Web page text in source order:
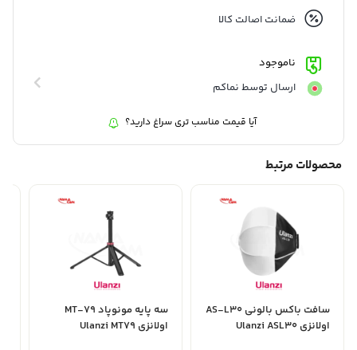
ضمانت اصالت کالا
ناموجود
ارسال توسط نماکم
آیا قیمت مناسب تری سراغ دارید؟
محصولات مرتبط
سافت باکس بالونی AS-L30
اولانزی Ulanzi ASL30
سه پایه مونوپاد MT-79
اولانزی Ulanzi MT79